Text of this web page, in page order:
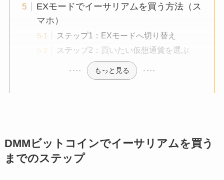
EXモードでイーサリアムを買う方法（ス
マホ）
ステップ1：EXモードへ切り替え
ステップ2：買いたい仮想通貨を選ぶ
もっと見る
DMMビットコインでイーサリアムを買う
までのステップ